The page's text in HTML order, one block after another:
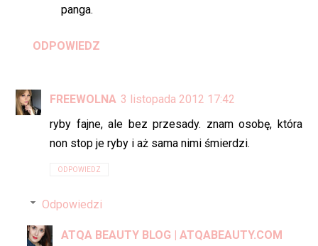
panga.
ODPOWIEDZ
FREEWOLNA 3 listopada 2012 17:42
ryby fajne, ale bez przesady. znam osobę, która
non stop je ryby i aż sama nimi śmierdzi.
ODPOWIEDZ
Odpowiedzi
ATQA BEAUTY BLOG | ATQABEAUTY.COM